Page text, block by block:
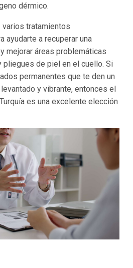
dérmico.
varios tratamientos
ayudarte a recuperar una
mejorar áreas problemáticas
pliegues de piel en el cuello. Si
permanentes que te den un
y vibrante, entonces el
es una excelente elección